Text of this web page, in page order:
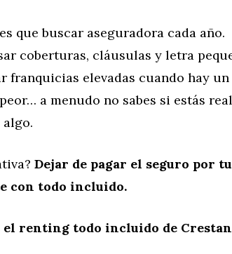
que buscar aseguradora cada año.
coberturas, cláusulas y letra
franquicias elevadas cuando hay
a menudo no sabes si estás
algo.
Dejar de pagar el seguro por
con todo incluido.
el renting todo incluido de